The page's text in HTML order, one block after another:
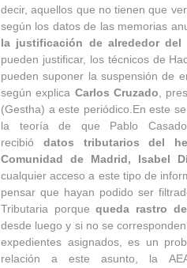
decir, aquellos que no tienen que
según los datos de las memorias
la justificación de alrededor del
pueden justificar, los técnicos de
pueden suponer la suspensión de
según explica Carlos Cruzado ,
(Gestha) a este periódico.En este
la teoría de que Pablo
recibió datos tributarios del
Comunidad de Madrid, Isabel
cualquier acceso a este tipo de
pensar que hayan podido ser
Tributaria porquequeda rastro
desde luego y si no se
expedientes asignados, es un
relación a este asunto, la